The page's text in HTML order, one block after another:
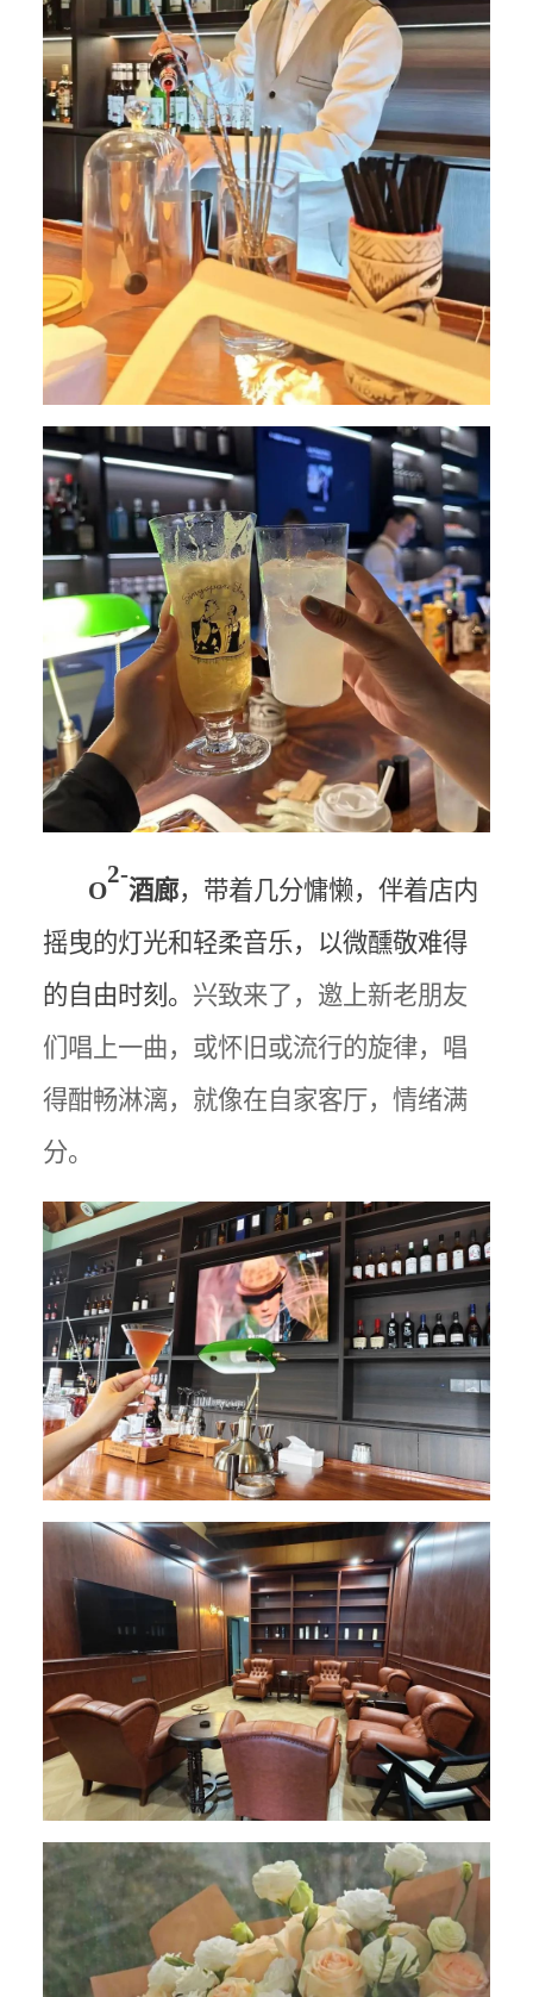
O
2-
酒廊，带着几分慵懒，伴着店内
摇曳的灯光和轻柔音乐，以微醺敬难得
的自由时刻。 兴致来了，邀上新老朋友
们唱上一曲，或怀旧或流行的旋律，唱
得酣畅淋漓，就像在自家客厅，情绪满
分。